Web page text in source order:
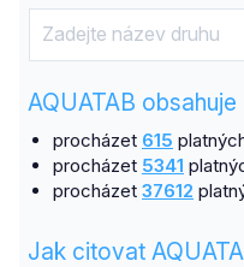
AQUATAB obsahuje
procházet 615
procházet 5341
procházet 37612
Jak citovat